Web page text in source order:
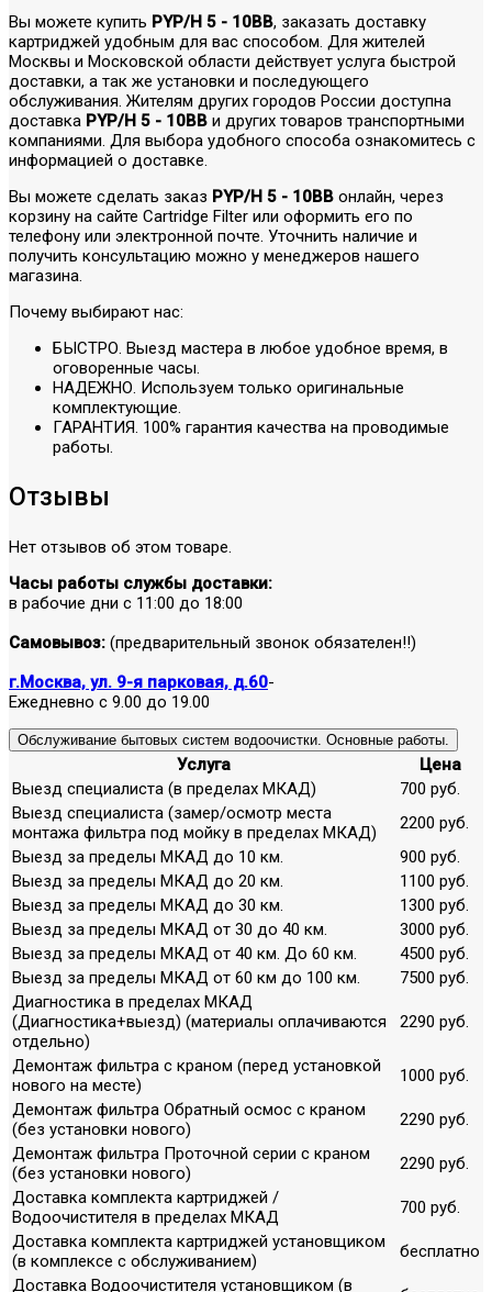
Вы можете купить PYP/H 5 - 10BB, заказать доставку
картриджей удобным для вас способом. Для жителей
Москвы и Московской области действует услуга быстрой
доставки, а так же установки и последующего
обслуживания. Жителям других городов России доступна
доставка PYP/H 5 - 10BB и других товаров транспортными
компаниями. Для выбора удобного способа ознакомитесь с
информацией о доставке.
Вы можете сделать заказ PYP/H 5 - 10BB онлайн, через
корзину на сайте Cartridge Filter или оформить его по
телефону или электронной почте. Уточнить наличие и
получить консультацию можно у менеджеров нашего
магазина.
Почему выбирают нас:
БЫСТРО. Выезд мастера в любое удобное время, в
оговоренные часы.
НАДЕЖНО. Используем только оригинальные
комплектующие.
ГАРАНТИЯ. 100% гарантия качества на проводимые
работы.
Отзывы
Нет отзывов об этом товаре.
Часы работы службы доставки:
в рабочие дни с 11:00 до 18:00
Самовывоз: (предварительный звонок обязателен!!)
г.Москва, ул. 9-я парковая, д.60-
Ежедневно с 9.00 до 19.00
Обслуживание бытовых систем водоочистки. Основные работы.
Услуга
Цена
Выезд специалиста (в пределах МКАД)
700 руб.
Выезд специалиста (замер/осмотр места
монтажа фильтра под мойку в пределах МКАД)
2200 руб.
Выезд за пределы МКАД до 10 км.
900 руб.
Выезд за пределы МКАД до 20 км.
1100 руб.
Выезд за пределы МКАД до 30 км.
1300 руб.
Выезд за пределы МКАД от 30 до 40 км.
3000 руб.
Выезд за пределы МКАД от 40 км. До 60 км.
4500 руб.
Выезд за пределы МКАД от 60 км до 100 км.
7500 руб.
Диагностика в пределах МКАД
(Диагностика+выезд) (материалы оплачиваются
отдельно)
2290 руб.
Демонтаж фильтра с краном (перед установкой
нового на месте)
1000 руб.
Демонтаж фильтра Обратный осмос с краном
(без установки нового)
2290 руб.
Демонтаж фильтра Проточной серии с краном
(без установки нового)
2290 руб.
Доставка комплекта картриджей /
Водоочистителя в пределах МКАД
700 руб.
Доставка комплекта картриджей установщиком
(в комплексе с обслуживанием)
бесплатно
Доставка Водоочистителя установщиком (в